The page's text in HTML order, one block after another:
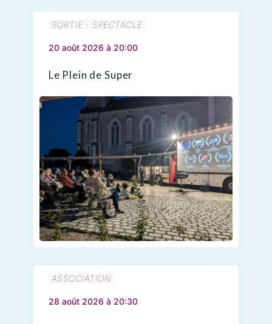
SORTIE - SPECTACLE
20 août 2026 à 20:00
Le Plein de Super
ASSOCIATION
28 août 2026 à 20:30